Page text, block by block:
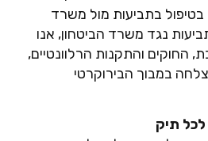
בתביעות מול משרד
נגד משרד הביטחון, אנו
החוקים והתקנות הרלוונטיים,
במבוך הבירוקרטי
תיק